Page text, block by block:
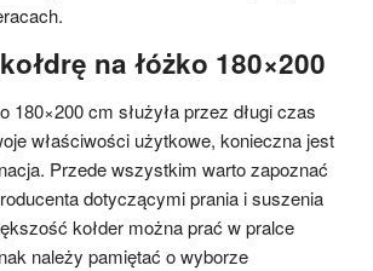
na łóżko 180×200
180×200 cm służyła przez długi czas
właściwości użytkowe, konieczna jest
Przede wszystkim warto zapoznać
dotyczącymi prania i suszenia
kołder można prać w pralce
należy pamiętać o wyborze